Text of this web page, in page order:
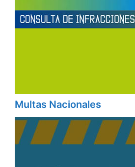
Multas Nacionales